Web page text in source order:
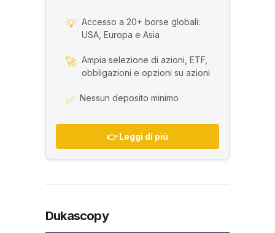
💡 Accesso a 20+ borse globali:
USA, Europa e Asia
🚀 Ampia selezione di azioni, ETF,
obbligazioni e opzioni su azioni
✅ Nessun deposito minimo
👉 Leggi di più
Dukascopy